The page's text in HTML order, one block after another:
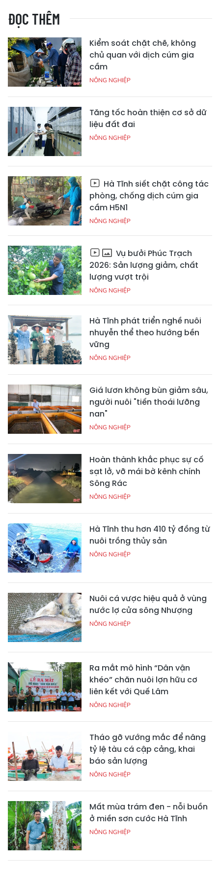
ĐỌC THÊM
Kiểm soát chặt chẽ, không
chủ quan với dịch cúm gia
cầm
NÔNG NGHIỆP
Tăng tốc hoàn thiện cơ sở dữ
liệu đất đai
NÔNG NGHIỆP
Hà Tĩnh siết chặt công tác
phòng, chống dịch cúm gia
cầm H5N1
NÔNG NGHIỆP
Vụ bưởi Phúc Trạch
2026: Sản lượng giảm, chất
lượng vượt trội
NÔNG NGHIỆP
Hà Tĩnh phát triển nghề nuôi
nhuyễn thể theo hướng bền
vững
NÔNG NGHIỆP
Giá lươn không bùn giảm sâu,
người nuôi "tiến thoái lưỡng
nan"
NÔNG NGHIỆP
Hoàn thành khắc phục sự cố
sạt lở, vỡ mái bờ kênh chính
Sông Rác
NÔNG NGHIỆP
Hà Tĩnh thu hơn 410 tỷ đồng từ
nuôi trồng thủy sản
NÔNG NGHIỆP
Nuôi cá vược hiệu quả ở vùng
nước lợ cửa sông Nhượng
NÔNG NGHIỆP
Ra mắt mô hình “Dân vận
khéo” chăn nuôi lợn hữu cơ
liên kết với Quế Lâm
NÔNG NGHIỆP
Tháo gỡ vướng mắc để nâng
tỷ lệ tàu cá cập cảng, khai
báo sản lượng
NÔNG NGHIỆP
Mất mùa trám đen - nỗi buồn
ở miền sơn cước Hà Tĩnh
NÔNG NGHIỆP